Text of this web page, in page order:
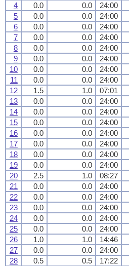
4
0.0 0.0 24:00
5
0.0 0.0 24:00
6
0.0 0.0 24:00
7
0.0 0.0 24:00
8
0.0 0.0 24:00
9
0.0 0.0 24:00
10
0.0 0.0 24:00
11
0.0 0.0 24:00
12
1.5 1.0 07:01
13
0.0 0.0 24:00
14
0.0 0.0 24:00
15
0.0 0.0 24:00
16
0.0 0.0 24:00
17
0.0 0.0 24:00
18
0.0 0.0 24:00
19
0.0 0.0 24:00
20
2.5 1.0 08:27
21
0.0 0.0 24:00
22
0.0 0.0 24:00
23
0.0 0.0 24:00
24
0.0 0.0 24:00
25
0.0 0.0 24:00
26
1.0 1.0 14:46
27
0.0 0.0 24:00
28
0.5 0.5 17:22